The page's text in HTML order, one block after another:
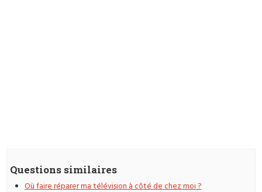
Questions similaires
Où faire réparer ma télévision à côté de chez moi ?